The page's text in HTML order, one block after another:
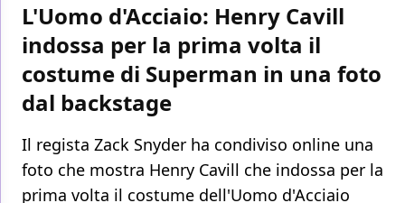
L'Uomo d'Acciaio: Henry Cavill
indossa per la prima volta il
costume di Superman in una foto
dal backstage
Il regista Zack Snyder ha condiviso online una
foto che mostra Henry Cavill che indossa per la
prima volta il costume dell'Uomo d'Acciaio